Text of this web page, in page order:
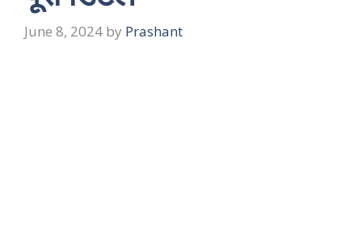
June 8, 2024 by Prashant